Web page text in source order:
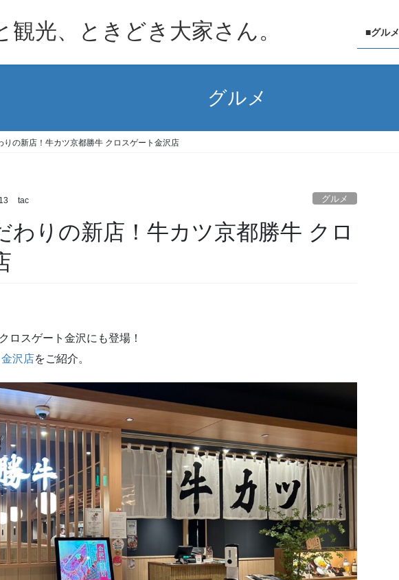
光、ときどき大家さん。 ■グルメ
グルメ
りの新店！牛カツ京都勝牛 クロスゲート金沢店
tac グルメ
わりの新店！牛カツ京都勝牛 クロ
ロスゲート金沢にも登場！
沢店をご紹介。